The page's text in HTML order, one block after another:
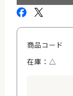
商品コード
在庫：△